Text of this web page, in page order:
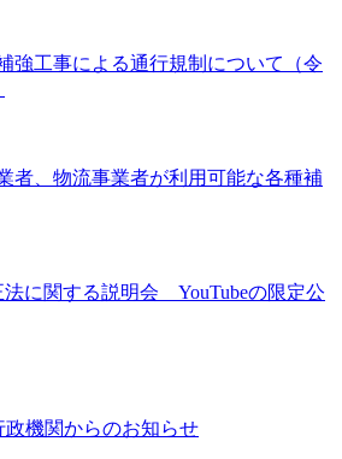
強工事による通行規制について（令
者、物流事業者が利用可能な各種補
法に関する説明会 YouTubeの限定公
政機関からのお知らせ